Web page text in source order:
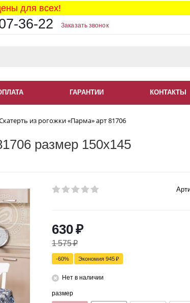
для всех!
36-22 Заказать звонок
ГАРАНТИИ КОНТАКТЫ
из рогожки «Парма» арт 81706
размер 150x145
630₽
1 575₽
-60% Экономия 945₽
Нет в наличии
размер